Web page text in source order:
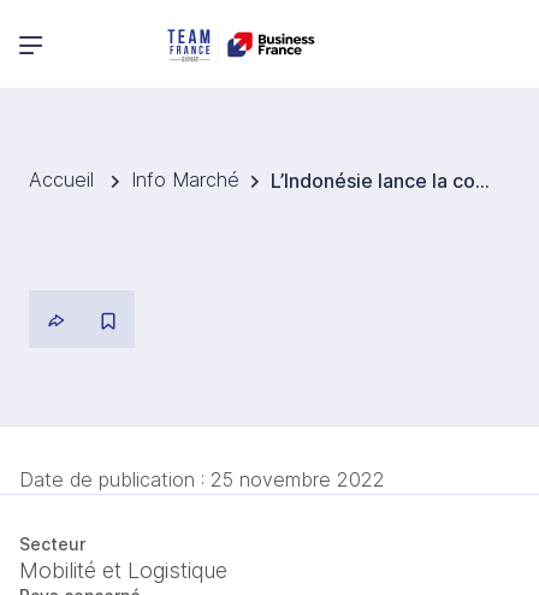
Menu principal
Accueil Info Marché L’Indonésie lance la construction d'une première unité d'une filière intégrée de production de batteries électriques
Date de publication : 25 novembre 2022
Secteur
Mobilité et Logistique